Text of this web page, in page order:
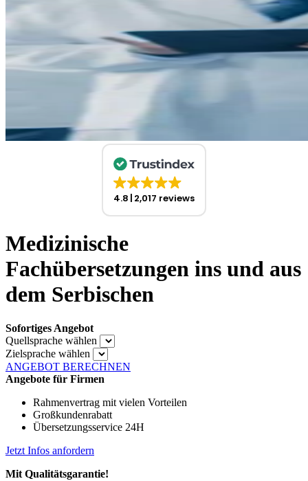
4.8 2,017 reviews
Medizinische
Fachübersetzungen ins und aus
dem Serbischen
Sofortiges Angebot
Quellsprache wählen
Zielsprache wählen
ANGEBOT BERECHNEN
Angebote für Firmen
Rahmenvertrag mit vielen Vorteilen
Großkundenrabatt
Übersetzungsservice 24H
Jetzt Infos anfordern
Mit Qualitätsgarantie!